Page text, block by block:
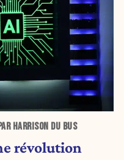
HARRISON DU BUS
révolution